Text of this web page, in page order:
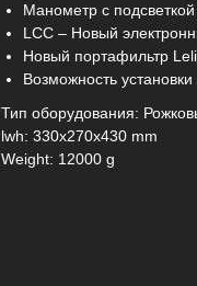
Манометр с
LCC – Новый
Новый портафильтр
Возможность
Тип оборудования:
lwh: 330x270x430 mm
Weight: 12000 g